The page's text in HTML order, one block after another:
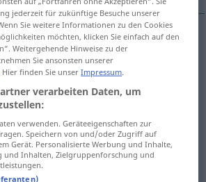
(≈ Größenverhältnis)
(≈ Beziehung)
jederzeit für zukünftige Besuche unserer
Sie weitere Informationen zu den Cookies
möchten, klicken Sie einfach auf den
Weitergehende Hinweise zu der
Sie ansonsten unserer
Hier finden Sie unserImpressum.
verarbeiten Daten, um
verwenden. Geräteeigenschaften zur
Speichern von und/oder Zugriff auf
Gerät. Personalisierte Werbung und Inhalte,
und Inhalten, Zielgruppenforschung und